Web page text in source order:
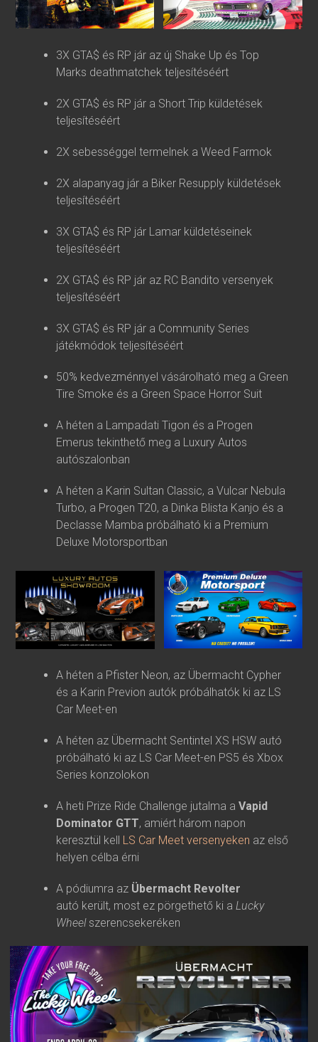
3X GTA$ és RP jár az új Shake Up és Top
Marks deathmatchek teljesítéséért
2X GTA$ és RP jár a Short Trip küldetések
teljesítéséért
2X sebességgel termelnek a Weed Farmok
2X alapanyag jár a Biker Resupply küldetések
teljesítéséért
3X GTA$ és RP jár Lamar küldetéseinek
teljesítéséért
2X GTA$ és RP jár az RC Bandito versenyek
teljesítéséért
3X GTA$ és RP jár a Community Series
játékmódok teljesítéséért
50% kedvezménnyel vásárolható meg a Green
Tire Smoke és a Green Space Horror Suit
A héten a Lampadati Tigon és a Progen
Emerus tekinthető meg a Luxury Autos
autószalonban
A héten a Karin Sultan Classic, a Vulcar Nebula
Turbo, a Progen T20, a Dinka Blista Kanjo és a
Declasse Mamba próbálható ki a Premium
Deluxe Motorsportban
A héten a Pfister Neon, az Übermacht Cypher
és a Karin Previon autók próbálhatók ki az LS
Car Meet-en
A héten az Übermacht Sentintel XS HSW autó
próbálható ki az LS Car Meet-en PS5 és Xbox
Series konzolokon
A heti Prize Ride Challenge jutalma a Vapid
Dominator GTT, amiért három napon
keresztül kell LS Car Meet versenyeken az első
helyen célba érni
A pódiumra az Übermacht Revolter
autó került, most ez pörgethető ki a Lucky
Wheelszerencsekeréken